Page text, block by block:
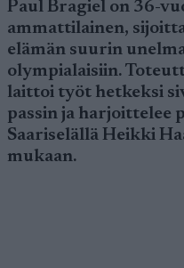
Paul Bragiel on 36-
ammattilainen,
elämän suurin
olympialaisiin.
laittoi työt hetkeksi
passin ja harjoittelee
Saariselällä Heikki
mukaan.